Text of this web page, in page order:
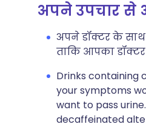
अपने उपचार से
अपने डॉक्टर के साथ
ताकि आपका
Drinks containing
your symptoms
want to pass
decaffeinated